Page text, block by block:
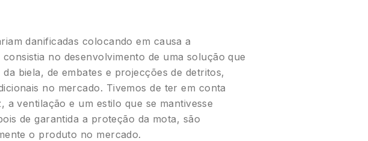
danificadas colocando em causa a
no desenvolvimento de uma solução que
biela, de embates e projecções de detritos,
no mercado. Tivemos de ter em conta
ventilação e um estilo que se mantivesse
de garantida a proteção da mota, são
o produto no mercado.